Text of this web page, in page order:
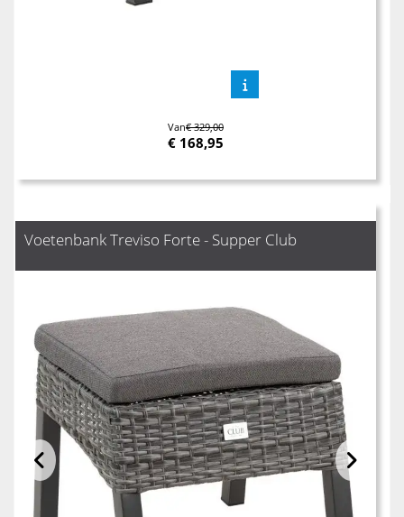
Van€ 329,00
€ 168,95
Voetenbank Treviso Forte - Supper Club